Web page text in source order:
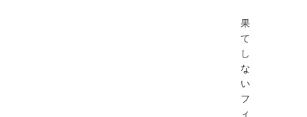
果
て
し
な
い
フ
ィ